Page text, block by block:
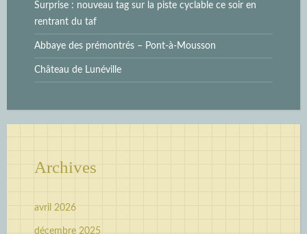
Surprise : nouveau tag sur la piste cyclable ce soir en
rentrant du taf
Abbaye des prémontrés – Pont-à-Mousson
Château de Lunéville
Archives
avril 2026
décembre 2025